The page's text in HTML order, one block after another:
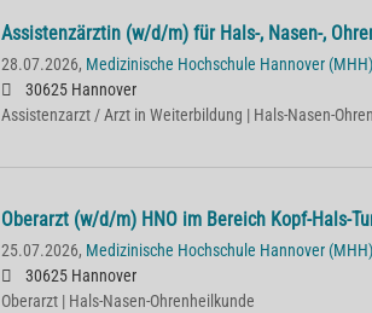
Assistenzärztin (w/d/m) für Hals-, Nasen-,
28.07.2026, Medizinische Hochschule Hannover (MHH)
30625 Hannover
Assistenzarzt / Arzt in Weiterbildung | Hals-Nasen-
Oberarzt (w/d/m) HNO im Bereich Kopf-Hals-
25.07.2026, Medizinische Hochschule Hannover (MHH)
30625 Hannover
Oberarzt | Hals-Nasen-Ohrenheilkunde